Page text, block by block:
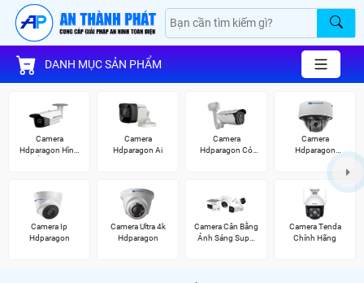
DANH MỤC SẢN PHẨM
Camera
Hdparagon Hình
Camera
Hdparagon Ai
Camera
Hdparagon Có
Camera
Hdparagon
Starlight
Camera Ip
Hdparagon
Camera Ultra 4k
Hdparagon
Camera Cân Bằng
Ánh Sáng Super
Camera Tenda
Chính Hãng